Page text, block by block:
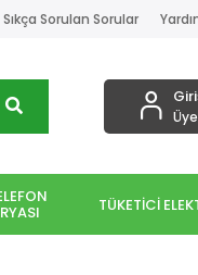
Sıkça Sorulan Sorular
TÜKETİCİ